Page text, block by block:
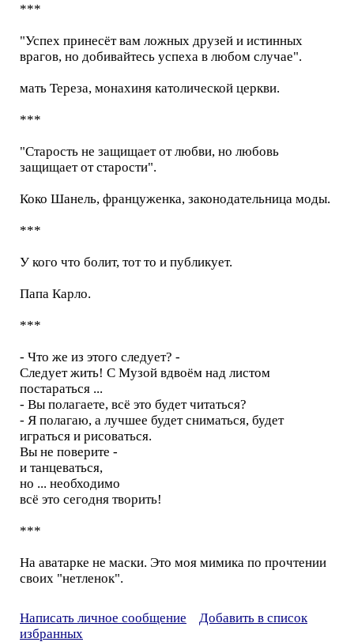
***
"Успех принесёт вам ложных друзей и истинных
врагов, но добивайтесь успеха в любом случае".
мать Тереза, монахиня католической церкви.
***
"Старость не защищает от любви, но любовь
защищает от старости".
Коко Шанель, француженка, законодательница моды.
***
У кого что болит, тот то и публикует.
Папа Карло.
***
- Что же из этого следует? -
Следует жить! С Музой вдвоём над листом
постараться ...
- Вы полагаете, всё это будет читаться?
- Я полагаю, а лучшее будет сниматься, будет
играться и рисоваться.
Вы не поверите -
и танцеваться,
но ... необходимо
всё это сегодня творить!
***
На аватарке не маски. Это моя мимика по прочтении
своих "нетленок".
Написать личное сообщение
Добавить в список
избранных